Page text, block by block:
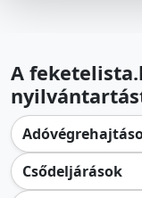
A
Csődeljárások